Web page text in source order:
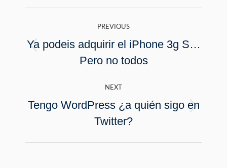
navigation
PREVIOUS
post:
Ya podeis adquirir el iPhone 3g S…
Pero no todos
NEXT
Next
post:
Tengo WordPress ¿a quién sigo en
Twitter?